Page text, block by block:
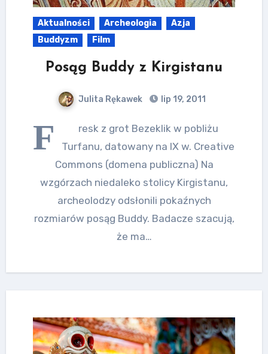
Aktualności Archeologia
Azja
Buddyzm
Film
Posąg Buddy z Kirgistanu
Julita Rękawek lip 19, 2011
F
resk z grot Bezeklik w pobliżu
Turfanu, datowany na IX w. Creative
Commons (domena publiczna) Na
wzgórzach niedaleko stolicy Kirgistanu,
archeolodzy odsłonili pokaźnych
rozmiarów posąg Buddy. Badacze szacują,
że ma…